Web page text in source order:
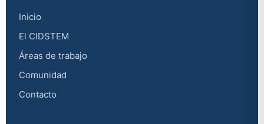
Inicio
El CIDSTEM
Áreas de trabajo
Comunidad
Contacto